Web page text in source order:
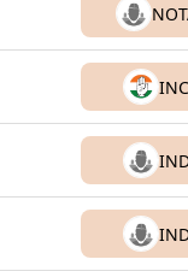
INC